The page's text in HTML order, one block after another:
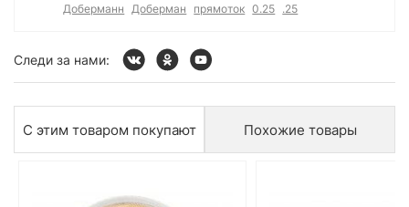
Доберманн
Доберман прямоток 0.25 .25
Следи за нами:
С этим товаром покупают Похожие товары